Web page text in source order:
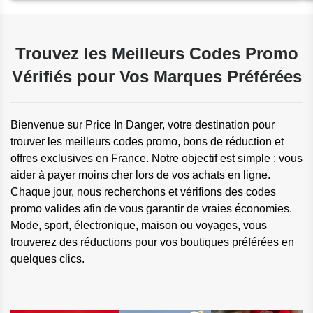
Trouvez les Meilleurs Codes Promo
Vérifiés pour Vos Marques Préférées
Bienvenue sur Price In Danger, votre destination pour
trouver les meilleurs codes promo, bons de réduction et
offres exclusives en France. Notre objectif est simple : vous
aider à payer moins cher lors de vos achats en ligne.
Chaque jour, nous recherchons et vérifions des codes
promo valides afin de vous garantir de vraies économies.
Mode, sport, électronique, maison ou voyages, vous
trouverez des réductions pour vos boutiques préférées en
quelques clics.